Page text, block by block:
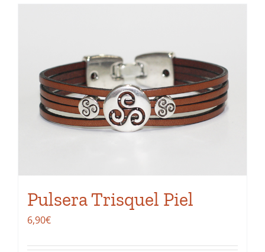
Pulsera Trisquel Piel
6,90€